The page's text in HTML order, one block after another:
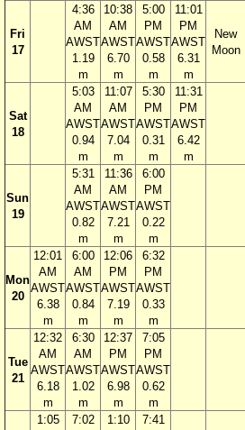
Fri
17
4:36
AM
AWST
1.19
m
10:38
AM
AWST
6.70
m
5:00
PM
AWST
0.58
m
11:01
PM
AWST
6.31
m
New
Moon
Sat
18
5:03
AM
AWST
0.94
m
11:07
AM
AWST
7.04
m
5:30
PM
AWST
0.31
m
11:31
PM
AWST
6.42
m
Sun
19
5:31
AM
AWST
0.82
m
11:36
AM
AWST
7.21
m
6:00
PM
AWST
0.22
m
Mon
20
12:01
AM
AWST
6.38
m
6:00
AM
AWST
0.84
m
12:06
PM
AWST
7.19
m
6:32
PM
AWST
0.33
m
Tue
21
12:32
AM
AWST
6.18
m
6:30
AM
AWST
1.02
m
12:37
PM
AWST
6.98
m
7:05
PM
AWST
0.62
m
1:05
7:02
1:10
7:41